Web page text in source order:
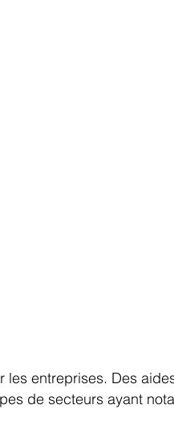
entreprises. Des
de secteurs ayant